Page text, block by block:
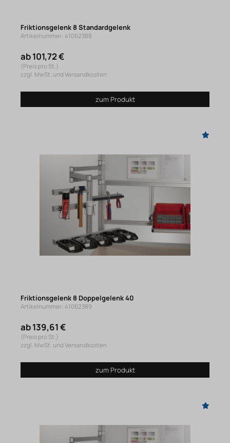
Friktionsgelenk 8 Standardgelenk
Artikelnummer: 41062388
ab 101,72 €
(Preis pro St.)
zzgl. MwSt. und Versandkosten
zum Produkt
Friktionsgelenk 8 Doppelgelenk 40
Artikelnummer: 41062389
ab 139,61 €
(Preis pro St.)
zzgl. MwSt. und Versandkosten
zum Produkt